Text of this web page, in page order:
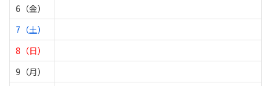
6（金）
7（土）
8（日）
9（月）